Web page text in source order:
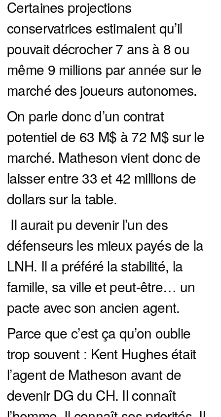
Certaines projections
conservatrices estimaient qu’il
pouvait décrocher 7 ans à 8 ou
même 9 millions par année sur le
marché des joueurs autonomes.
On parle donc d’un contrat
potentiel de 63 M$ à 72 M$ sur le
marché. Matheson vient donc de
laisser entre 33 et 42 millions de
dollars sur la table.
Il aurait pu devenir l’un des
défenseurs les mieux payés de la
LNH. Il a préféré la stabilité, la
famille, sa ville et peut-être… un
pacte avec son ancien agent.
Parce que c’est ça qu’on oublie
trop souvent : Kent Hughes était
l’agent de Matheson avant de
devenir DG du CH. Il connaît